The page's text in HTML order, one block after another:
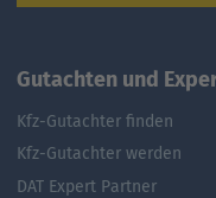
Gutachten und
Kfz-Gutachter finden
Kfz-Gutachter werden
DAT Expert Partner